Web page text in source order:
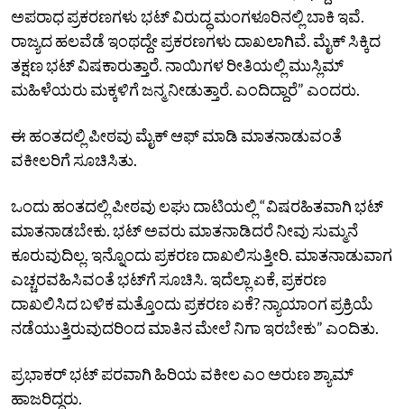
ಅಪರಾಧ ಪ್ರಕರಣಗಳು ಭಟ್‌ ವಿರುದ್ಧ ಮಂಗಳೂರಿನಲ್ಲಿ ಬಾಕಿ ಇವೆ.
ರಾಜ್ಯದ ಹಲವೆಡೆ ಇಂಥದ್ದೇ ಪ್ರಕರಣಗಳು ದಾಖಲಾಗಿವೆ. ಮೈಕ್‌ ಸಿಕ್ಕಿದ
ತಕ್ಷಣ ಭಟ್‌ ವಿಷಕಾರುತ್ತಾರೆ. ನಾಯಿಗಳ ರೀತಿಯಲ್ಲಿ ಮುಸ್ಲಿಮ್‌
ಮಹಿಳೆಯರು ಮಕ್ಕಳಿಗೆ ಜನ್ಮ ನೀಡುತ್ತಾರೆ. ಎಂದಿದ್ದಾರೆ” ಎಂದರು.
ಈ ಹಂತದಲ್ಲಿ ಪೀಠವು ಮೈಕ್‌ ಆಫ್‌ ಮಾಡಿ ಮಾತನಾಡುವಂತೆ
ವಕೀಲರಿಗೆ ಸೂಚಿಸಿತು.
ಒಂದು ಹಂತದಲ್ಲಿ ಪೀಠವು ಲಘು ದಾಟಿಯಲ್ಲಿ “ವಿಷರಹಿತವಾಗಿ ಭಟ್‌
ಮಾತನಾಡಬೇಕು. ಭಟ್‌ ಅವರು ಮಾತನಾಡಿದರೆ ನೀವು ಸುಮ್ಮನೆ
ಕೂರುವುದಿಲ್ಲ. ಇನ್ನೊಂದು ಪ್ರಕರಣ ದಾಖಲಿಸುತ್ತೀರಿ. ಮಾತನಾಡುವಾಗ
ಎಚ್ಚರವಹಿಸಿವಂತೆ ಭಟ್‌ಗೆ ಸೂಚಿಸಿ. ಇದೆಲ್ಲಾ ಏಕೆ, ಪ್ರಕರಣ
ದಾಖಲಿಸಿದ ಬಳಿಕ ಮತ್ತೊಂದು ಪ್ರಕರಣ ಏಕೆ? ನ್ಯಾಯಾಂಗ ಪ್ರಕ್ರಿಯೆ
ನಡೆಯುತ್ತಿರುವುದರಿಂದ ಮಾತಿನ ಮೇಲೆ ನಿಗಾ ಇರಬೇಕು” ಎಂದಿತು.
ಪ್ರಭಾಕರ್‌ ಭಟ್‌ ಪರವಾಗಿ ಹಿರಿಯ ವಕೀಲ ಎಂ ಅರುಣ ಶ್ಯಾಮ್‌
ಹಾಜರಿದ್ದರು.